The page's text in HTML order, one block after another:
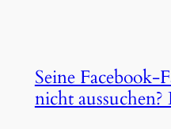
Seine Facebook-
nicht